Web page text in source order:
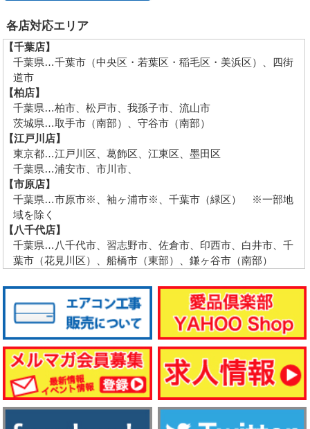
各店対応エリア
【千葉店】
千葉県…千葉市（中央区・若葉区・稲毛区・美浜区）、四街
道市
【柏店】
千葉県…柏市、松戸市、我孫子市、流山市
茨城県…取手市（南部）、守谷市（南部）
【江戸川店】
東京都…江戸川区、葛飾区、江東区、墨田区
千葉県…浦安市、市川市、
【市原店】
千葉県…市原市※、袖ヶ浦市※、千葉市（緑区） ※一部地
域を除く
【八千代店】
千葉県…八千代市、習志野市、佐倉市、印西市、白井市、千
葉市（花見川区）、船橋市（東部）、鎌ヶ谷市（南部）